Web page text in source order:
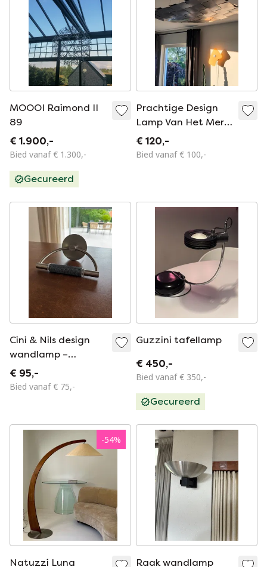
MOOOI Raimond II
89
€ 1.900,-
Bied vanaf € 1.300,-
Gecureerd
Prachtige Design
Lamp Van Het Merk
The Wave
€ 120,-
Bied vanaf € 100,-
Cini & Nils design
wandlamp –
geborsteld staal –
moderne Italiaanse
€ 95,-
Bied vanaf € 75,-
Guzzini tafellamp
€ 450,-
Bied vanaf € 350,-
Gecureerd
-54%
Natuzzi Luna
Raak wandlamp